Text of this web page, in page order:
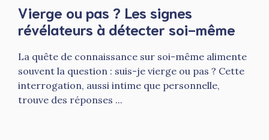
Vierge ou pas ? Les signes
révélateurs à détecter soi-même
La quête de connaissance sur soi-même alimente
souvent la question : suis-je vierge ou pas ? Cette
interrogation, aussi intime que personnelle,
trouve des réponses ...